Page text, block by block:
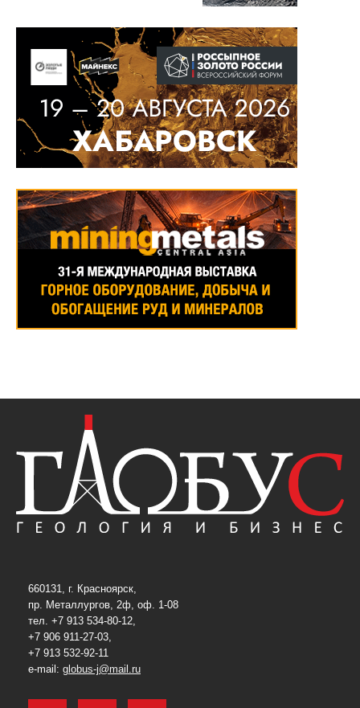
660131, г. Красноярск,
пр. Металлургов, 2ф, оф. 1-08
тел. +7 913 534-80-12,
+7 906 911-27-03,
+7 913 532-92-11
e-mail: globus-j@mail.ru